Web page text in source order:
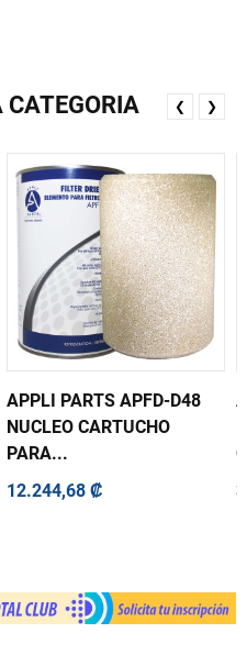
APPLI PARTS APFD-D48
NUCLEO CARTUCHO
PARA...
12.244,68 ₡
❮ ❯